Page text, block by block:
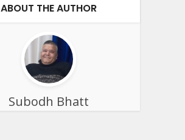
ABOUT THE AUTHOR
Subodh Bhatt